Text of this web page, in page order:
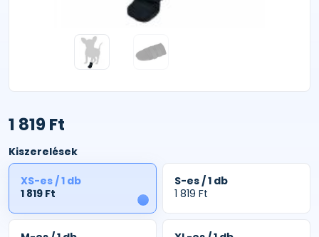
1 819 Ft
Kiszerelések
1
XS-es / 1 db
1 819 Ft
S-es / 1 db
1 819 Ft